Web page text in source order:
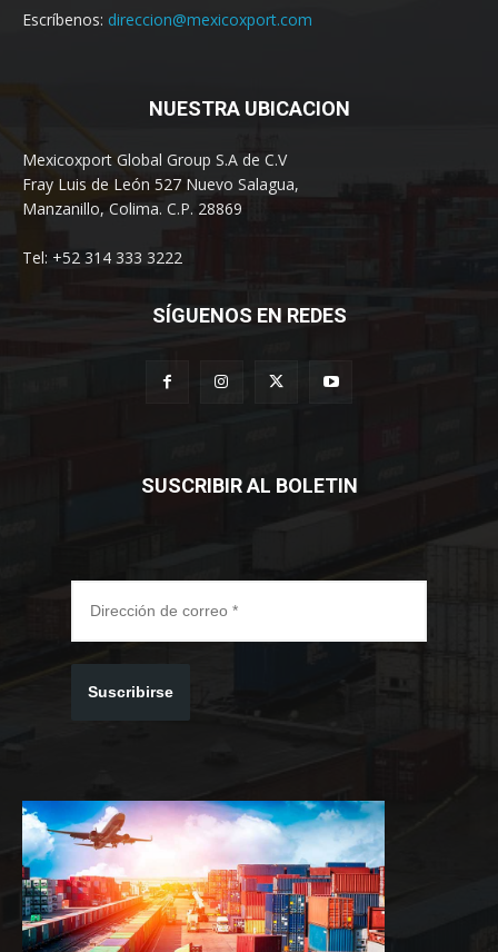
Escríbenos: direccion@mexicoxport.com
NUESTRA UBICACION
Mexicoxport Global Group S.A de C.V
Fray Luis de León 527 Nuevo Salagua,
Manzanillo, Colima. C.P. 28869
Tel: +52 314 333 3222
SÍGUENOS EN REDES
SUSCRIBIR AL BOLETIN
Suscribirse